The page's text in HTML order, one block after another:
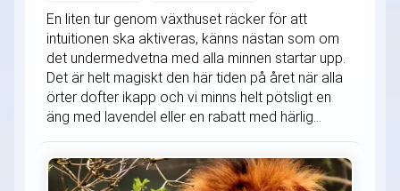
En liten tur genom växthuset räcker för att
intuitionen ska aktiveras, känns nästan som om
det undermedvetna med alla minnen startar upp.
Det är helt magiskt den här tiden på året när alla
örter dofter ikapp och vi minns helt pötsligt en
äng med lavendel eller en rabatt med härlig...